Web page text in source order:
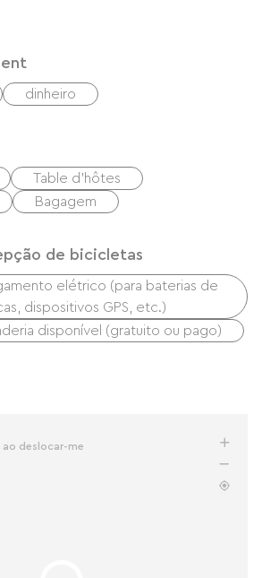
dinheiro
Table d'hôtes
Bagagem
de bicicletas
elétrico (para baterias de
dispositivos GPS, etc.)
disponível (gratuito ou pago)
deslocar-me